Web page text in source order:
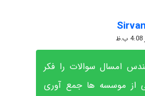
امسال سوالات را فکر
از موسسه ها جمع آوری